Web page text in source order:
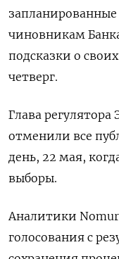
чиновникам
подсказки о
четверг.
Глава
отменили все
день, 22 мая,
выборы.
Аналитики
голосования с